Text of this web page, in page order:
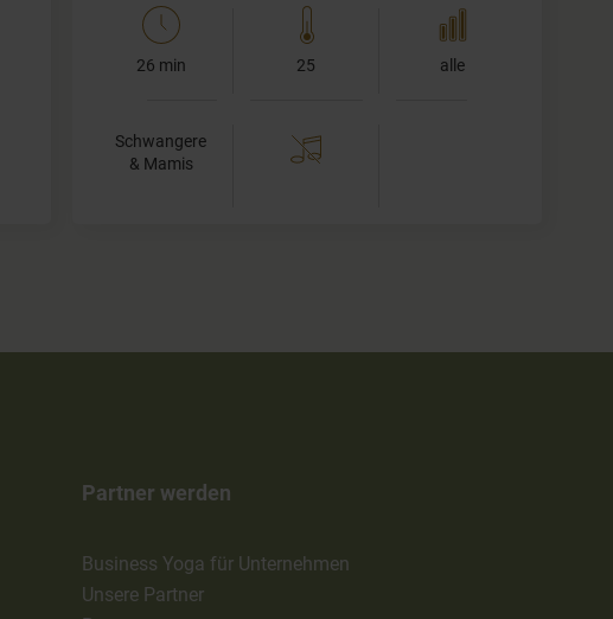
26 min 25 alle
Schwangere
& Mamis
Partner werden
Business Yoga für Unternehmen
Unsere Partner